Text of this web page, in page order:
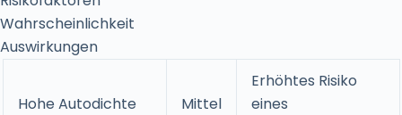
Wahrscheinlichkeit
Auswirkungen
Hohe Autodichte Mittel
Erhöhtes Risiko
eines